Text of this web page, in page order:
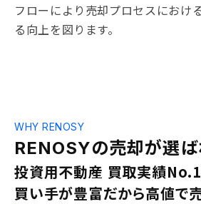
フローにより売却プロセスにおけ
る向上を図ります。
RENOSYの売却が選
WHY RENOSY
投資用不動産 買取実績No.1
買い手が豊富だから高値で